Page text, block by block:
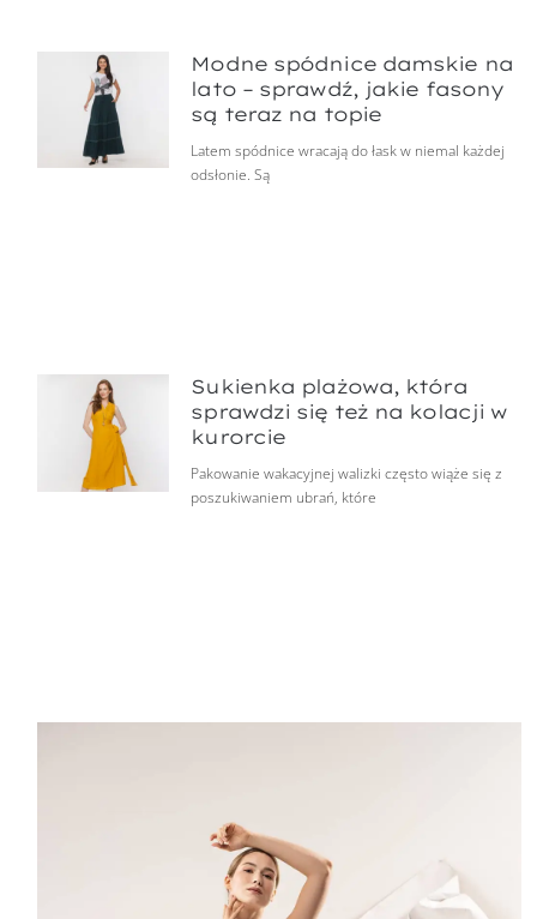
Modne spódnice damskie na
lato – sprawdź, jakie fasony
są teraz na topie
Latem spódnice wracają do łask w niemal każdej
odsłonie. Są
Sukienka plażowa, która
sprawdzi się też na kolacji w
kurorcie
Pakowanie wakacyjnej walizki często wiąże się z
poszukiwaniem ubrań, które